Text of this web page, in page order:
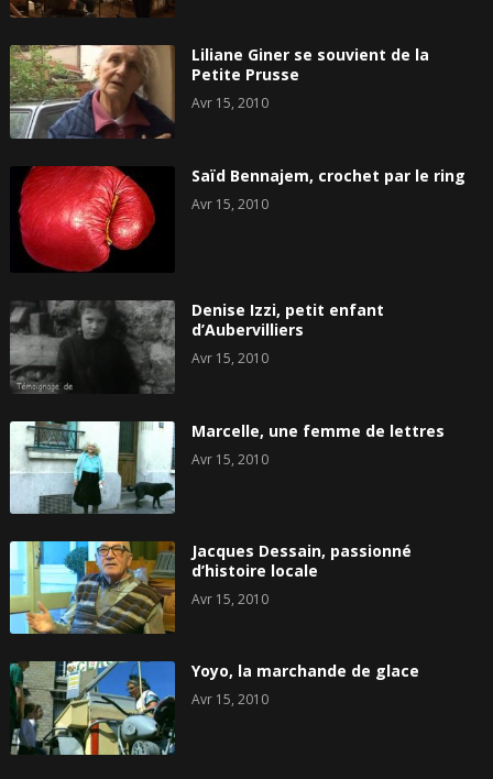
Liliane Giner se souvient de la
Petite Prusse
Avr 15, 2010
Saïd Bennajem, crochet par le ring
Avr 15, 2010
Denise Izzi, petit enfant
d’Aubervilliers
Avr 15, 2010
Marcelle, une femme de lettres
Avr 15, 2010
Jacques Dessain, passionné
d’histoire locale
Avr 15, 2010
Yoyo, la marchande de glace
Avr 15, 2010